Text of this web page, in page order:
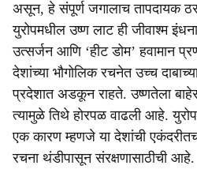
असून, हे संपूर्ण जगालाच तापदायक
युरोपमधील उष्ण लाट ही जीवाश्म
उत्सर्जन आणि ‘हीट डोम’ हवामान
देशांच्या भौगोलिक रचनेत उच्च
प्रदेशात अडकून राहते. उष्णतेला
त्यामुळे तिथे होरपळ वाढली आहे.
एक कारण म्हणजे या देशांची
रचना थंडीपासून संरक्षणासाठीची आहे.